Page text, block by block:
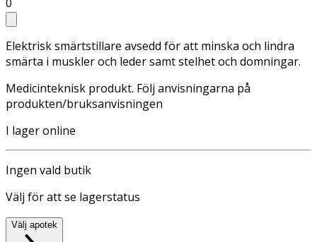
Elektrisk smärtstillare avsedd för att minska och lindra
smärta i muskler och leder samt stelhet och domningar.
Medicinteknisk produkt. Följ anvisningarna på
produkten/bruksanvisningen
I lager online
Ingen vald butik
Välj för att se lagerstatus
Välj apotek